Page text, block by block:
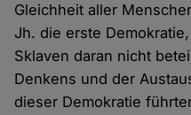
Gleichheit aller
Jh. die erste
Sklaven daran nicht
Denkens und der
dieser Demokratie